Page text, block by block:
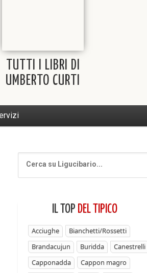
TUTTI I LIBRI DI
UMBERTO CURTI
IL TOP DEL TIPICO
Acciughe
Bianchetti/Rossetti
Brandacujun
Buridda
Canestrelli
Capponadda
Cappon magro